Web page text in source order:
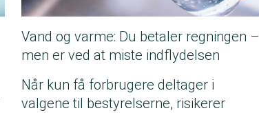
Vand og varme: Du betaler regningen –
men er ved at miste indflydelsen
Når kun få forbrugere deltager i
valgene til bestyrelserne, risikerer